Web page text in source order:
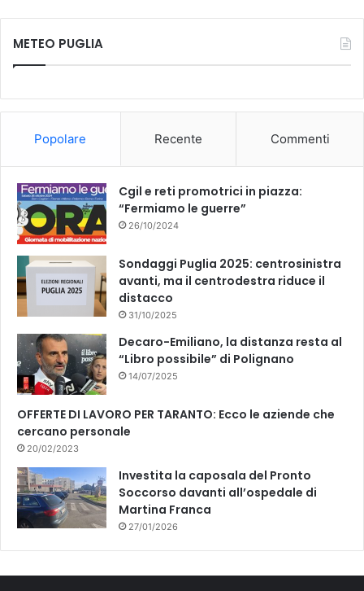
c
k
u
METEO PUGLIA
Popolare Recente Commenti
Cgil e reti promotrici in piazza:
“Fermiamo le guerre”
26/10/2024
Sondaggi Puglia 2025: centrosinistra
avanti, ma il centrodestra riduce il
distacco
31/10/2025
Decaro-Emiliano, la distanza resta al
“Libro possibile” di Polignano
14/07/2025
OFFERTE DI LAVORO PER TARANTO: Ecco le aziende che
cercano personale
20/02/2023
Investita la caposala del Pronto
Soccorso davanti all’ospedale di
Martina Franca
27/01/2026